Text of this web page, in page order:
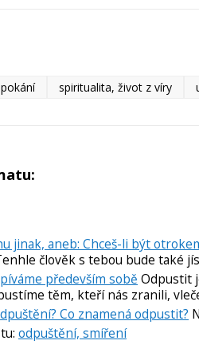
spiritualita, život z víry
jinak, aneb: Chceš-li být
člověk s tebou bude také
především sobě Odpustit
těm, kteří nás zranili,
Co znamená odpustit?
odpuštění, smíření